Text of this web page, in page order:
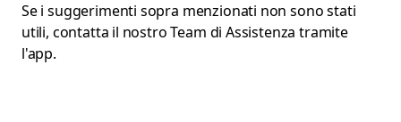
Se i suggerimenti sopra menzionati non sono stati
utili, contatta il nostro Team di Assistenza tramite
l'app.